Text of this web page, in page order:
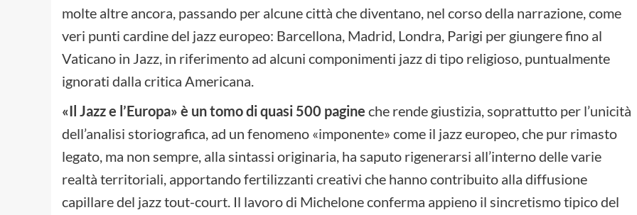
molte altre ancora, passando per alcune città che diventano, nel corso della narrazione, come
veri punti cardine del jazz europeo: Barcellona, Madrid, Londra, Parigi per giungere fino al
Vaticano in Jazz, in riferimento ad alcuni componimenti jazz di tipo religioso, puntualmente
ignorati dalla critica Americana.
«Il Jazz e l’Europa» è un tomo di quasi 500 pagine che rende giustizia, soprattutto per l’unicità
dell’analisi storiografica, ad un fenomeno «imponente» come il jazz europeo, che pur rimasto
legato, ma non sempre, alla sintassi originaria, ha saputo rigenerarsi all’interno delle varie
realtà territoriali, apportando fertilizzanti creativi che hanno contribuito alla diffusione
capillare del jazz tout-court. Il lavoro di Michelone conferma appieno il sincretismo tipico del